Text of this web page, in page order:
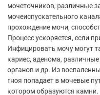
мочеточников, различные
мочеиспускательного
прохождение мочи,
Процесс ускоряется, если
Инфицировать мочу могут
кариес, аденома,
органов и др. Из
гноя попадает в мочевые
котором образуются